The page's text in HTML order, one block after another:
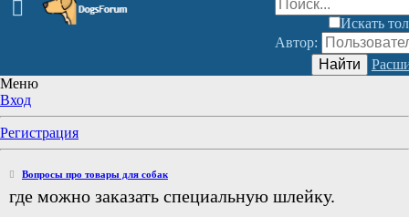
Искать
Автор:
Найти
Меню
Вход
Регистрация
Вопросы про товары для собак
где можно заказать специальную шлейку.